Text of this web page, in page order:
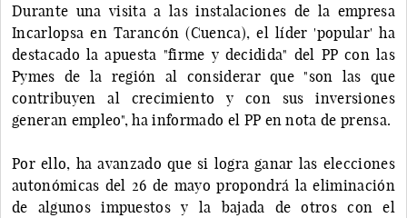
Durante una visita a las instalaciones de la empresa
Incarlopsa en Tarancón (Cuenca), el líder 'popular' ha
destacado la apuesta "firme y decidida" del PP con las
Pymes de la región al considerar que "son las que
contribuyen al crecimiento y con sus inversiones
generan empleo", ha informado el PP en nota de prensa.
Por ello, ha avanzado que si logra ganar las elecciones
autonómicas del 26 de mayo propondrá la eliminación
de algunos impuestos y la bajada de otros con el